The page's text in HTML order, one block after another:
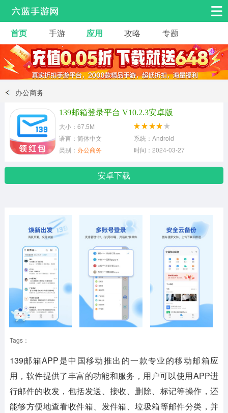
安卓手游 手游工具
热门手游 角色扮演 益智休闲
动作射击
冒险解谜
体育竞技
首页 手游 应用 攻略 专题
办公商务
139邮箱登录平台 V10.2.3安卓版
大小：67.5M
语言：简体中文
系统：Android
类别： 办公商务 时间：2024-03-27
安卓下载
Tags：
139邮箱APP是中国移动推出的一款专业的移动邮箱应
用，软件提供了丰富的功能和服务，用户可以使用APP进
行邮件的收发，包括发送、接收、删除、标记等操作，还
能够方便地查看收件箱、发件箱、垃圾箱等邮件分类，并